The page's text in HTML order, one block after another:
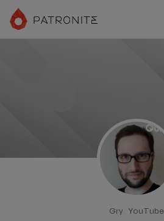
Gry YouTube